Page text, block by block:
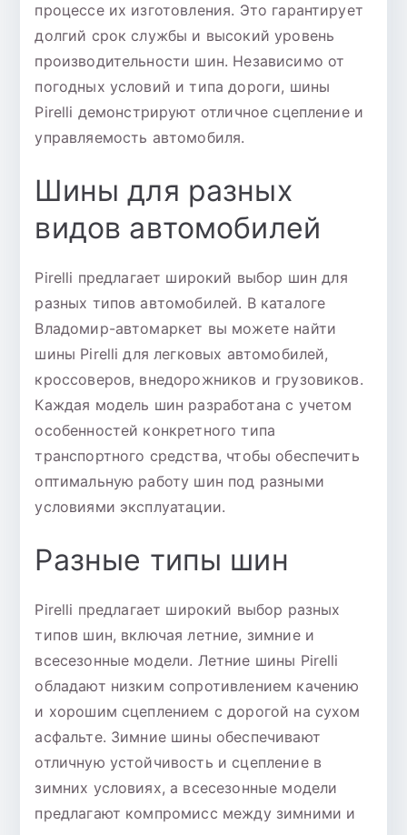
процессе их изготовления. Это гарантирует
долгий срок службы и высокий уровень
производительности шин. Независимо от
погодных условий и типа дороги, шины
Pirelli демонстрируют отличное сцепление и
управляемость автомобиля.
Шины для разных
видов автомобилей
Pirelli предлагает широкий выбор шин для
разных типов автомобилей. В каталоге
Владомир-автомаркет вы можете найти
шины Pirelli для легковых автомобилей,
кроссоверов, внедорожников и грузовиков.
Каждая модель шин разработана с учетом
особенностей конкретного типа
транспортного средства, чтобы обеспечить
оптимальную работу шин под разными
условиями эксплуатации.
Разные типы шин
Pirelli предлагает широкий выбор разных
типов шин, включая летние, зимние и
всесезонные модели. Летние шины Pirelli
обладают низким сопротивлением качению
и хорошим сцеплением с дорогой на сухом
асфальте. Зимние шины обеспечивают
отличную устойчивость и сцепление в
зимних условиях, а всесезонные модели
предлагают компромисс между зимними и